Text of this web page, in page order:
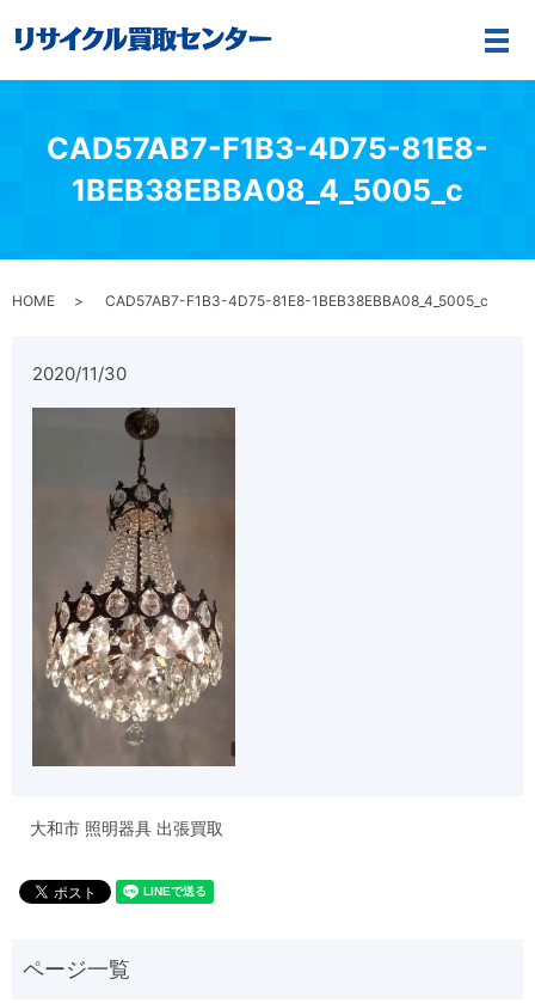
メ
CAD57AB7-F1B3-4D75-81E8-
1BEB38EBBA08_4_5005_c
HOME CAD57AB7-F1B3-4D75-81E8-1BEB38EBBA08_4_5005_c
2020/11/30
大和市 照明器具 出張買取